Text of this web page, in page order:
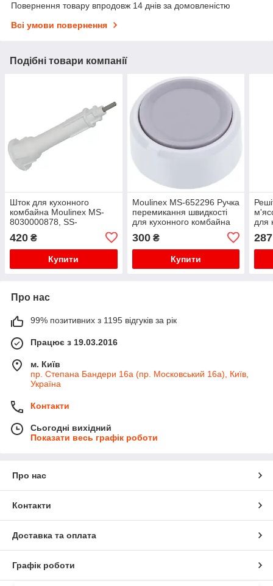
Повернення товару впродовж 14 днів за домовленістю
Всі умови повернення
Подібні товари компанії
Шток для кухонного
комбайна Moulinex MS-
8030000878, SS-
420 ₴
Купити
Moulinex MS-652296 Ручка
перемикання швидкості
для кухонного комбайна
300₴
Купити
для
287
Про нас
99% позитивних з 1195 відгуків за рік
Працює з 19.03.2016
м. Київ
пр. Степана Бандери 16а (пр. Московський 16а), Київ,
Україна
Контакти
Сьогодні вихідний
Показати весь графік роботи
Про нас
Контакти
Доставка та оплата
Графік роботи